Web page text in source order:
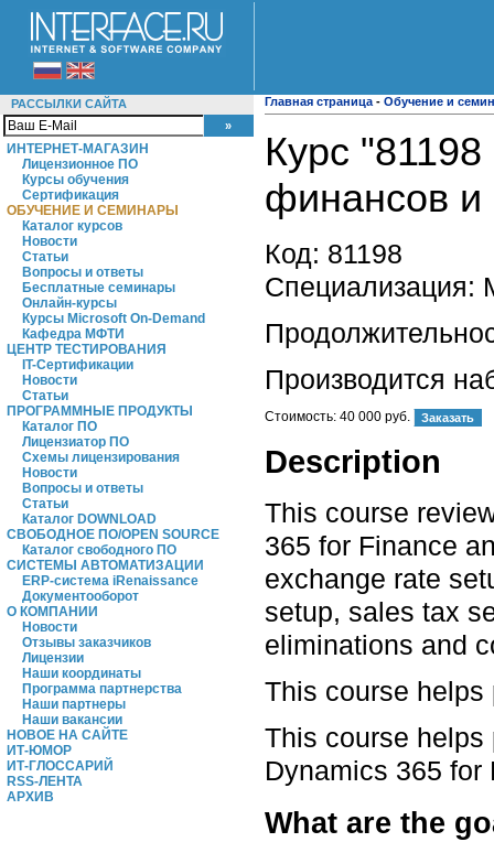
РАССЫЛКИ САЙТА
ИНТЕРНЕТ-МАГАЗИН
Лицензионное ПО
Курсы обучения
Сертификация
ОБУЧЕНИЕ И СЕМИНАРЫ
Каталог курсов
Новости
Статьи
Вопросы и ответы
Бесплатные семинары
Онлайн-курсы
Курсы Microsoft On-Demand
Кафедра МФТИ
ЦЕНТР ТЕСТИРОВАНИЯ
IT-Сертификации
Новости
Статьи
ПРОГРАММНЫЕ ПРОДУКТЫ
Каталог ПО
Лицензиатор ПО
Схемы лицензирования
Новости
Вопросы и ответы
Статьи
Каталог DOWNLOAD
СВОБОДНОЕ ПО/OPEN SOURCE
Каталог свободного ПО
СИСТЕМЫ АВТОМАТИЗАЦИИ
ERP-система iRenaissance
Документооборот
О КОМПАНИИ
Новости
Отзывы заказчиков
Лицензии
Наши координаты
Программа партнерства
Наши партнеры
Наши вакансии
НОВОЕ НА САЙТЕ
ИТ-ЮМОР
ИТ-ГЛОССАРИЙ
RSS-ЛЕНТА
АРХИВ
Главная страница - Обучение и
Курс
финансов и
Код: 81198
Специализация:
Производится
Стоимость: 40 000 руб.
Description
This course
365 for Finance
exchange rate
setup, sales tax
eliminations and
This course helps
This course helps
Dynamics 365 for
What are the